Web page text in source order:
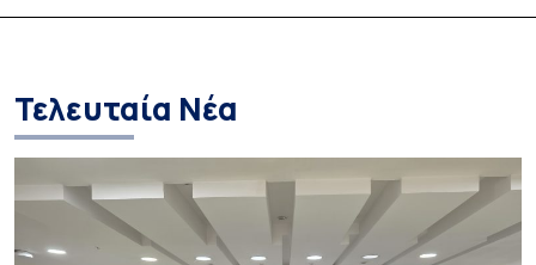
Creation”
Prison Realities
Τελευταία Νέα